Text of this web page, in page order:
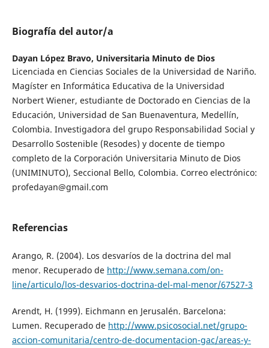
Biografía del autor/a
Dayan López Bravo, Universitaria Minuto de Dios
Licenciada en Ciencias Sociales de la Universidad de Nariño.
Magíster en Informática Educativa de la Universidad
Norbert Wiener, estudiante de Doctorado en Ciencias de la
Educación, Universidad de San Buenaventura, Medellín,
Colombia. Investigadora del grupo Responsabilidad Social y
Desarrollo Sostenible (Resodes) y docente de tiempo
completo de la Corporación Universitaria Minuto de Dios
(UNIMINUTO), Seccional Bello, Colombia. Correo electrónico:
profedayan@gmail.com
Referencias
Arango, R. (2004). Los desvaríos de la doctrina del mal
menor. Recuperado de http://www.semana.com/on-
line/articulo/los-desvarios-doctrina-del-mal-menor/67527-3
Arendt, H. (1999). Eichmann en Jerusalén. Barcelona:
Lumen. Recuperado de http://www.psicosocial.net/grupo-
accion-comunitaria/centro-de-documentacion-gac/areas-y-